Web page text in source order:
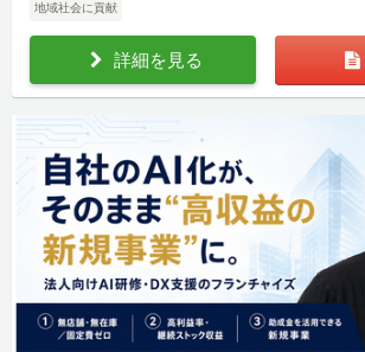
地域社会に貢献
詳細を見る